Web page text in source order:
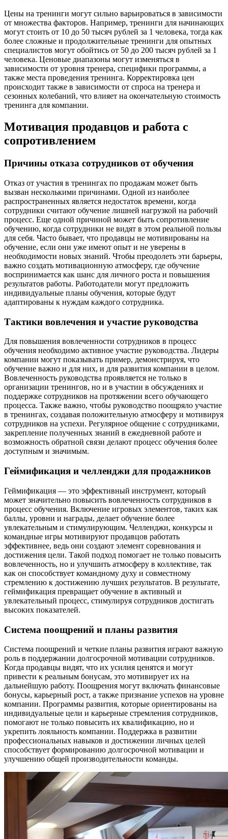
Цены на тренинги могут сильно варьироваться в зависимости
от множества факторов. Например, тренинги для начинающих
могут стоить от 10 до 50 тысяч рублей за 1 человека, тогда как
более сложные и продолжительные тренинги для опытных
специалистов могут обойтись от 50 до 200 тысяч рублей за 1
человека. Ценовые диапазоны могут изменяться в
зависимости от уровня тренера, специфики программы, а
также места проведения тренинга. Корректировка цен
происходит также в зависимости от спроса на тренера и
сезонных колебаний, что влияет на окончательную стоимость
тренинга для компании.
Мотивация продавцов и работа с
сопротивлением
Причины отказа сотрудников от обучения
Отказ от участия в тренингах по продажам может быть
вызван несколькими причинами. Одной из наиболее
распространенных является недостаток времени, когда
сотрудники считают обучение лишней нагрузкой на рабочий
процесс. Еще одной причиной может быть сопротивление
обучению, когда сотрудники не видят в этом реальной пользы
для себя. Часто бывает, что продавцы не мотивированы на
обучение, если они уже имеют опыт и не уверены в
необходимости новых знаний. Чтобы преодолеть эти барьеры,
важно создать мотивационную атмосферу, где обучение
воспринимается как шанс для личного роста и повышения
результатов работы. Работодатели могут предложить
индивидуальные планы обучения, которые будут
адаптированы к нуждам каждого сотрудника.
Тактики вовлечения и участие руководства
Для повышения вовлеченности сотрудников в процесс
обучения необходимо активное участие руководства. Лидеры
компании могут показывать пример, демонстрируя, что
обучение важно и для них, и для развития компании в целом.
Вовлеченность руководства проявляется не только в
организации тренингов, но и в участии в обсуждениях и
поддержке сотрудников на протяжении всего обучающего
процесса. Также важно, чтобы руководство поощряло участие
в тренингах, создавая положительную атмосферу и мотивируя
сотрудников на успехи. Регулярное общение с сотрудниками,
закрепление полученных знаний в ежедневной работе и
возможность обратной связи делают процесс обучения более
доступным и значимым.
Геймификация и челленджи для продажников
Геймификация — это эффективный инструмент, который
может значительно повысить вовлеченность сотрудников в
процесс обучения. Включение игровых элементов, таких как
баллы, уровни и награды, делает обучение более
увлекательным и стимулирующим. Челленджи, конкурсы и
командные игры мотивируют продавцов работать
эффективнее, ведь они создают элемент соревнования и
достижения цели. Такой подход помогает не только повысить
вовлеченность, но и улучшить атмосферу в коллективе, так
как он способствует командному духу и совместному
стремлению к достижению лучших результатов. В результате,
геймификация превращает обучение в активный и
увлекательный процесс, стимулируя сотрудников достигать
высоких показателей.
Система поощрений и планы развития
Система поощрений и четкие планы развития играют важную
роль в поддержании долгосрочной мотивации сотрудников.
Когда продавцы видят, что их усилия ценятся и могут
привести к реальным бонусам, это мотивирует их на
дальнейшую работу. Поощрения могут включать финансовые
бонусы, карьерный рост, а также признание успехов на уровне
компании. Программы развития, которые ориентированы на
индивидуальные цели и карьерные стремления сотрудников,
помогают не только повысить их квалификацию, но и
укрепить лояльность компании. Поддержка в развитии
профессиональных навыков и достижении личных целей
способствует формированию долгосрочной мотивации и
улучшению общей производительности команды.